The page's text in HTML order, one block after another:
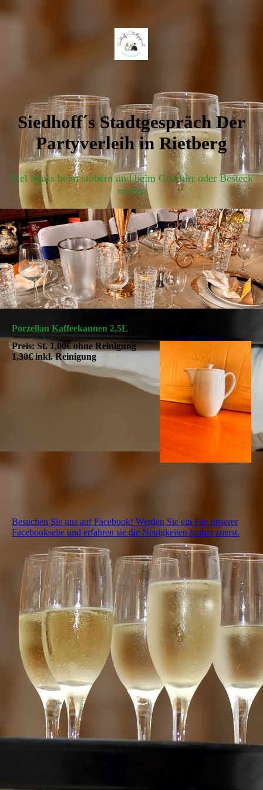
Siedhoff´s Stadtgespräch Der
Partyverleih in Rietberg
Viel Spass beim stöbern und beim Geschirr oder Besteck
mieten
Porzellan Kaffeekannen 2,5L
Preis: St. 1,00€ ohne Reinigung
1,30€ inkl. Reinigung
Besuchen Sie uns auf Facebook! Werden Sie ein Fan unserer
Facebookseite und erfahren sie die Neuigkeiten immer zuerst.